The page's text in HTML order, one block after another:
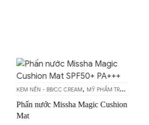
phẩm
KEM NỀN - BB/CC CREAM, MỸ PHẨM TRANG ĐIỂM
Phấn nước Missha Magic Cushion
Mat